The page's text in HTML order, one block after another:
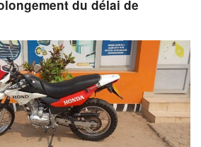
du délai de